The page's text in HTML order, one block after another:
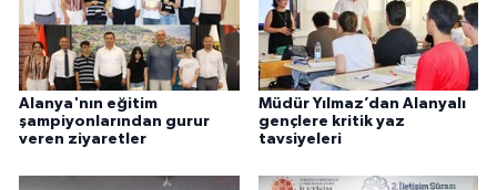
Alanya'nın eğitim
şampiyonlarından gurur
veren ziyaretler
Müdür Yılmaz’dan Alanyalı
gençlere kritik yaz
tavsiyeleri